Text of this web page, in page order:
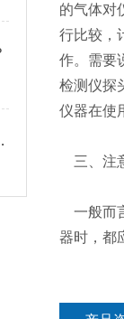
陷阱！
的气体对
行比较，
作。需要
检测仪探
仪器在使
三、注
一般而
器时，都